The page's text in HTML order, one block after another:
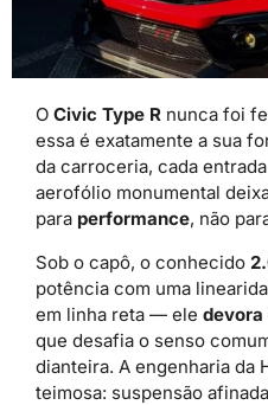
O Civic Type R nunca foi
essa é exatamente a sua
da carroceria, cada
aerofólio monumental
para performance, não
Sob o capô, o conhecido
potência com uma
em linha reta — ele
que desafia o senso
dianteira. A engenharia da
teimosa: suspensão